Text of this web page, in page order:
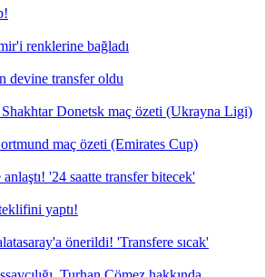
renklerine bağladı
devine transfer oldu
Donetsk maç özeti (Ukrayna Ligi)
maç özeti (Emirates Cup)
'24 saatte transfer bitecek'
yaptı!
önerildi! 'Transfere sıcak'